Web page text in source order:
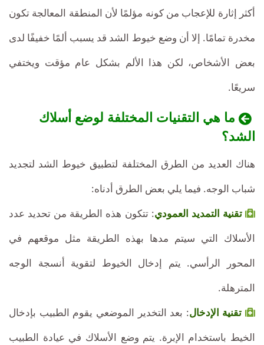
أكثر إثارة للإعجاب من كونه مؤلمًا لأن المنطقة المعالجة تكون
مخدرة تمامًا. إلا أن وضع خيوط الشد قد يسبب ألمًا خفيفًا لدى
بعض الأشخاص، لكن هذا الألم بشكل عام مؤقت ويختفي
سريعًا.
ما هي التقنيات المختلفة لوضع أسلاك
الشد؟
هناك العديد من الطرق المختلفة لتطبيق خيوط الشد لتجديد
شباب الوجه. فيما يلي بعض الطرق أدناه:
تقنية التمديد العمودي: تتكون هذه الطريقة من تحديد عدد
الأسلاك التي سيتم مدها بهذه الطريقة مثل موقعهم في
المحور الرأسي. يتم إدخال الخيوط لتقوية أنسجة الوجه
المترهلة.
تقنية الإدخال: بعد التخدير الموضعي يقوم الطبيب بإدخال
الخيط باستخدام الإبرة. يتم وضع الأسلاك في عيادة الطبيب